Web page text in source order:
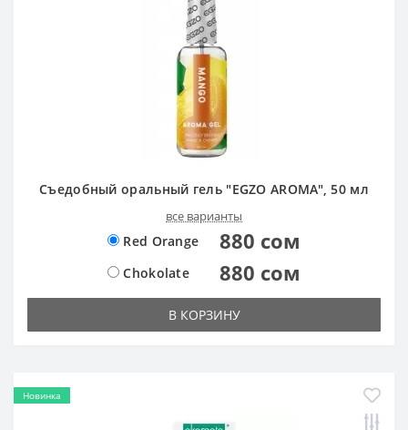
Съедобный оральный гель "EGZO AROMA", 50 мл
все варианты
Red Orange 880 сом
Chokolate 880 сом
В КОРЗИНУ
Новинка